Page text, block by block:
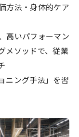
方法・身体的ケア
高いパフォーマン
メソッドで、従業
ニング手法」を習